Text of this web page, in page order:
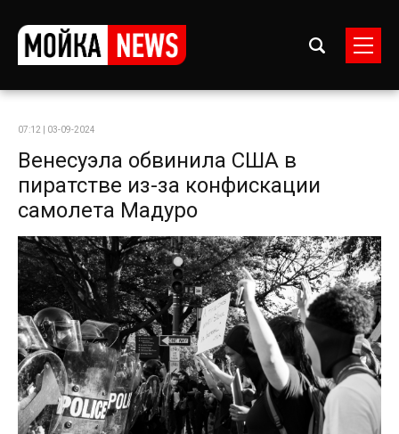
07:12 | 03-09-2024
Венесуэла обвинила США в
пиратстве из-за конфискации
самолета Мадуро